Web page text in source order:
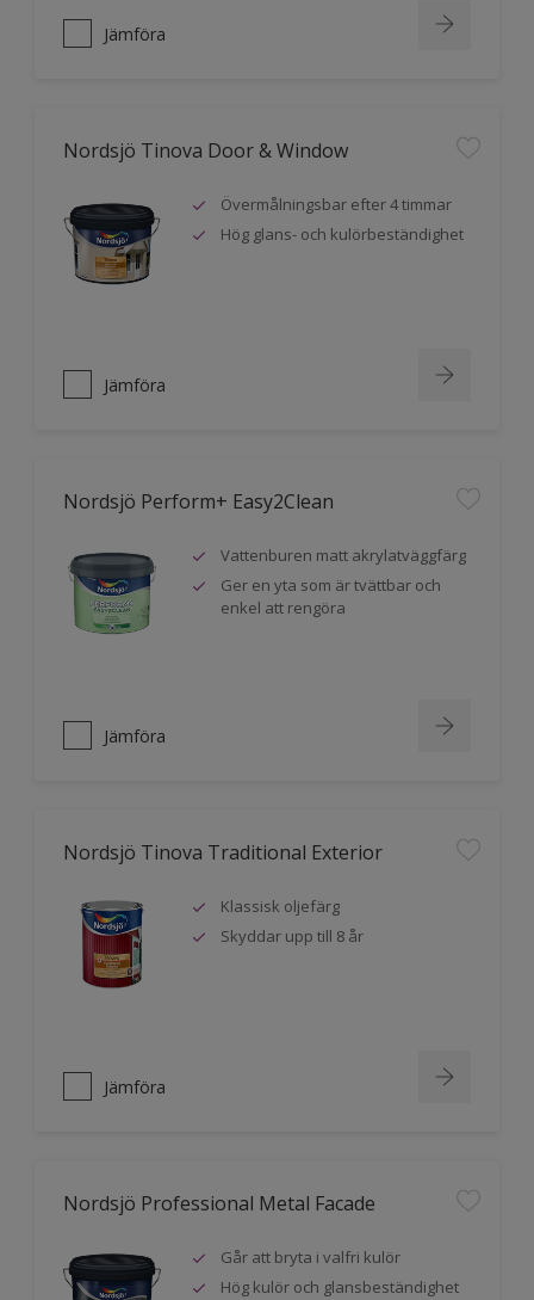
Jämföra
Nordsjö Tinova Door & Window
Övermålningsbar efter 4 timmar
Hög glans- och kulörbeständighet
Jämföra
Nordsjö Perform+ Easy2Clean
Vattenburen matt akrylatväggfärg
Ger en yta som är tvättbar och
enkel att rengöra
Jämföra
Nordsjö Tinova Traditional Exterior
Klassisk oljefärg
Skyddar upp till 8 år
Jämföra
Nordsjö Professional Metal Facade
Går att bryta i valfri kulör
Hög kulör och glansbeständighet